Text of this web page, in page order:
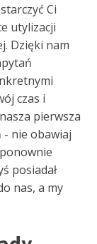
Ci
utylizacji
Dzięki nam
czas i
pierwsza
- nie obawiaj
posiadał
nas, a my